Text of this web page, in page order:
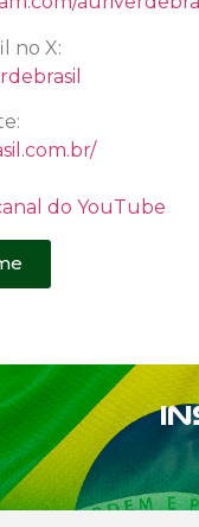
no X:
do YouTube